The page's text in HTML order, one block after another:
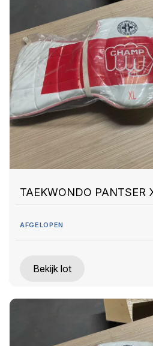
TAEKWONDO PANTSER
AFGELOPEN
Bekijk lot